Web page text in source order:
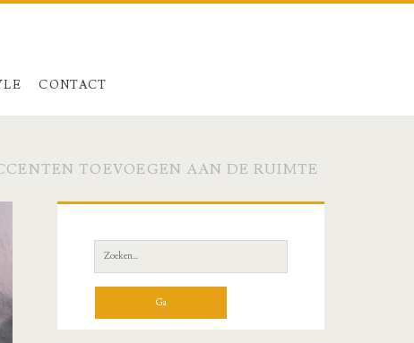
CONTACT
TOEVOEGEN AAN DE RUIMTE
zijbalk
Zoeken
naar: